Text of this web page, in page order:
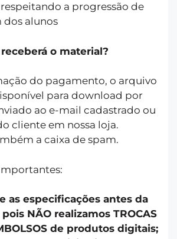
a progressão de
alunos
o material?
do pagamento, o arquivo
para download por
ao e-mail cadastrado ou
cliente em nossa loja.
a caixa de spam.
as especificações antes da
NÃO realizamos TROCAS
de produtos digitais;